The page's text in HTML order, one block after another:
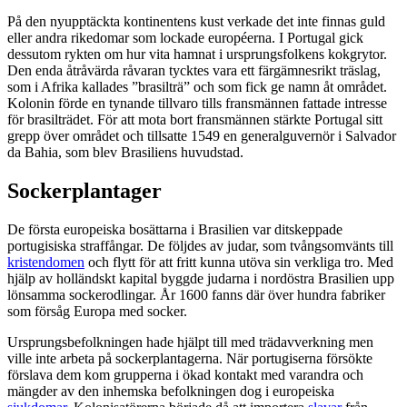
På den nyupptäckta kontinentens kust verkade det inte finnas guld
eller andra rikedomar som lockade européerna. I Portugal gick
dessutom rykten om hur vita hamnat i ursprungsfolkens kokgrytor.
Den enda åtråvärda råvaran tycktes vara ett färgämnesrikt träslag,
som i Afrika kallades ”brasilträ” och som fick ge namn åt området.
Kolonin förde en tynande tillvaro tills fransmännen fattade intresse
för brasilträdet. För att mota bort fransmännen stärkte Portugal sitt
grepp över området och tillsatte 1549 en generalguvernör i Salvador
da Bahia, som blev Brasiliens huvudstad.
Sockerplantager
De första europeiska bosättarna i Brasilien var ditskeppade
portugisiska straffångar. De följdes av judar, som tvångsomvänts till
kristendomen och flytt för att fritt kunna utöva sin verkliga tro. Med
hjälp av holländskt kapital byggde judarna i nordöstra Brasilien upp
lönsamma sockerodlingar. År 1600 fanns där över hundra fabriker
som försåg Europa med socker.
Ursprungsbefolkningen hade hjälpt till med trädavverkning men
ville inte arbeta på sockerplantagerna. När portugiserna försökte
förslava dem kom grupperna i ökad kontakt med varandra och
mängder av den inhemska befolkningen dog i europeiska